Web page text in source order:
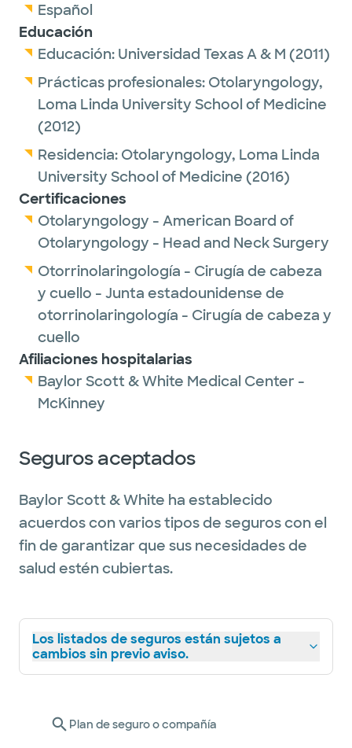
Español
Educación
Educación: Universidad Texas A & M (2011)
Prácticas profesionales: Otolaryngology,
Loma Linda University School of Medicine
(2012)
Residencia: Otolaryngology, Loma Linda
University School of Medicine (2016)
Certificaciones
Otolaryngology - American Board of
Otolaryngology - Head and Neck Surgery
Otorrinolaringología - Cirugía de cabeza
y cuello - Junta estadounidense de
otorrinolaringología - Cirugía de cabeza y
cuello
Afiliaciones hospitalarias
Baylor Scott & White Medical Center -
McKinney
Seguros aceptados
Baylor Scott & White ha establecido
acuerdos con varios tipos de seguros con el
fin de garantizar que sus necesidades de
salud estén cubiertas.
Los listados de seguros están sujetos a
cambios sin previo aviso.
Plan de seguro o compañía